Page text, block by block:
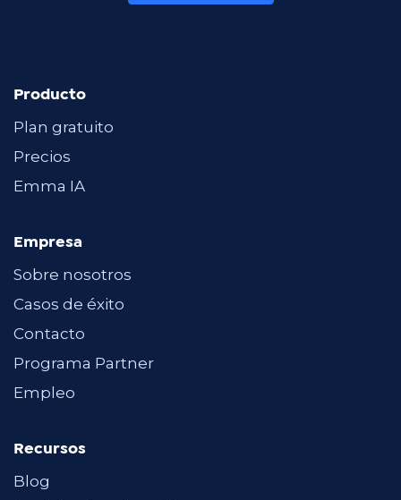
Producto
Plan gratuito
Precios
Emma IA
Empresa
Sobre nosotros
Casos de éxito
Contacto
Programa Partner
Empleo
Recursos
Blog